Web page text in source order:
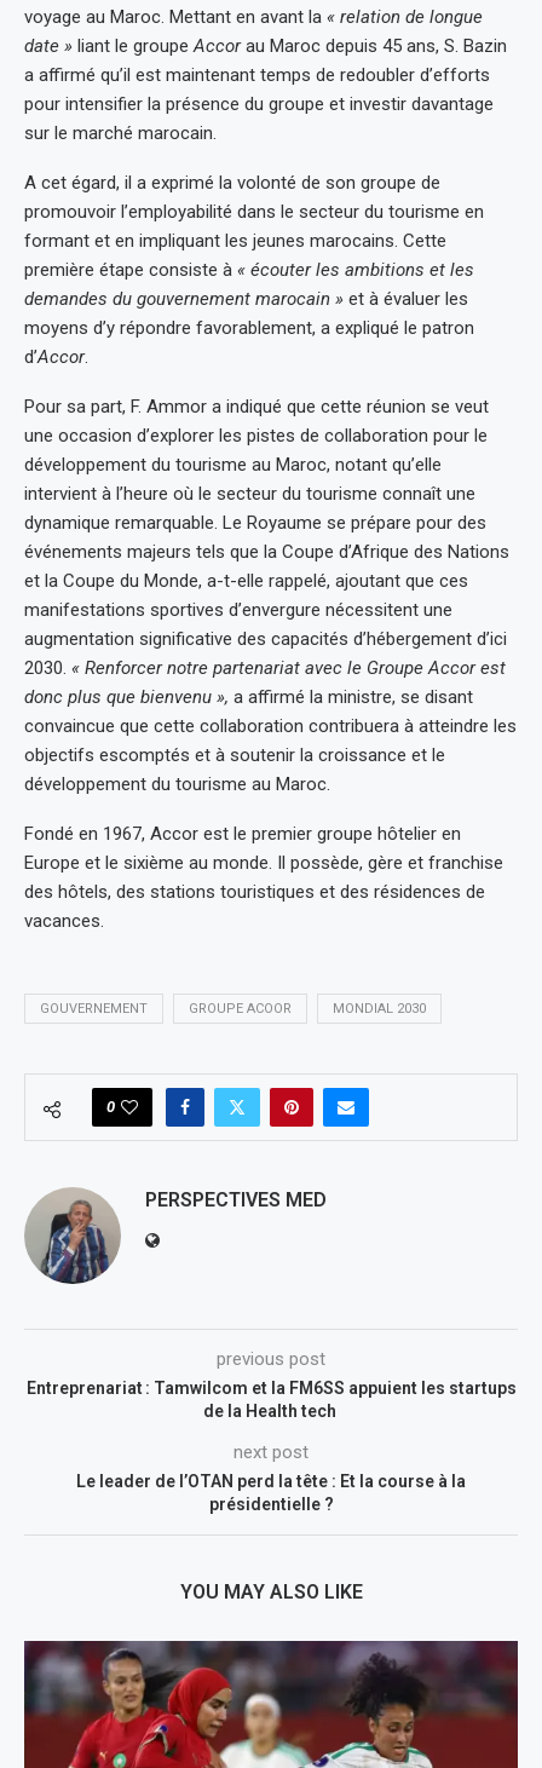
voyage au Maroc. Mettant en avant la « relation de longue
date » liant le groupeAccorau Maroc depuis 45 ans, S. Bazin
a affirmé qu’il est maintenant temps de redoubler d’efforts
pour intensifier la présence du groupe et investir davantage
sur le marché marocain.
A cet égard, il a exprimé la volonté de son groupe de
promouvoir l’employabilité dans le secteur du tourisme en
formant et en impliquant les jeunes marocains. Cette
première étape consiste à « écouter les ambitions et les
demandes du gouvernement marocain » et à évaluer les
moyens d’y répondre favorablement, a expliqué le patron
d’Accor.
Pour sa part, F. Ammor a indiqué que cette réunion se veut
une occasion d’explorer les pistes de collaboration pour le
développement du tourisme au Maroc, notant qu’elle
intervient à l’heure où le secteur du tourisme connaît une
dynamique remarquable. Le Royaume se prépare pour des
événements majeurs tels que la Coupe d’Afrique des Nations
et la Coupe du Monde, a-t-elle rappelé, ajoutant que ces
manifestations sportives d’envergure nécessitent une
augmentation significative des capacités d’hébergement d’ici
2030. « Renforcer notre partenariat avec le Groupe Accor est
donc plus que bienvenu », a affirmé la ministre, se disant
convaincue que cette collaboration contribuera à atteindre les
objectifs escomptés et à soutenir la croissance et le
développement du tourisme au Maroc.
Fondé en 1967, Accor est le premier groupe hôtelier en
Europe et le sixième au monde. Il possède, gère et franchise
des hôtels, des stations touristiques et des résidences de
vacances.
GOUVERNEMENT GROUPE ACOOR MONDIAL 2030
0
PERSPECTIVES MED
previous post
Entreprenariat : Tamwilcom et la FM6SS appuient les startups
de la Health tech
next post
Le leader de l’OTAN perd la tête : Et la course à la
présidentielle ?
YOU MAY ALSO LIKE